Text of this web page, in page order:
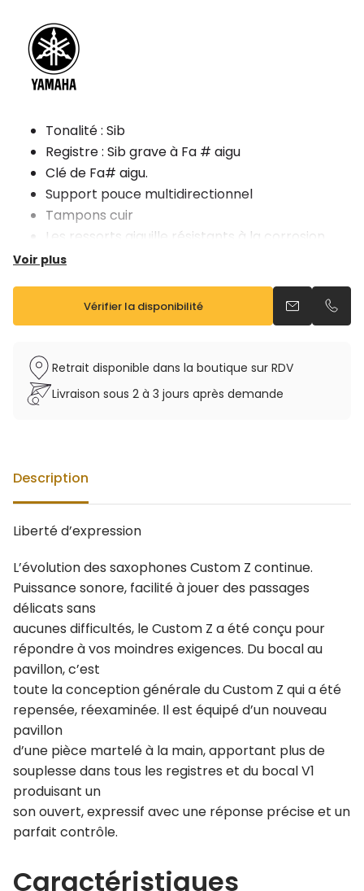
785,00€.
005,00€.
Tonalité : Sib
Registre : Sib grave à Fa # aigu
Clé de Fa# aigu.
Support pouce multidirectionnel
Tampons cuir
Les ressorts aiguille résistants à la corrosion
Vendu avec étui sac à dos et bec custom
Voir plus
Vérifier la disponibilité Envoyer un
Retrait disponible dans la boutique sur RDV
Livraison sous 2 à 3 jours après demande
Description
Liberté d’expression
L’évolution des saxophones Custom Z continue.
Puissance sonore, facilité à jouer des passages
délicats sans
aucunes difficultés, le Custom Z a été conçu pour
répondre à vos moindres exigences. Du bocal au
pavillon, c’est
toute la conception générale du Custom Z qui a été
repensée, réexaminée. Il est équipé d’un nouveau
pavillon
d’une pièce martelé à la main, apportant plus de
souplesse dans tous les registres et du bocal V1
produisant un
son ouvert, expressif avec une réponse précise et un
parfait contrôle.
Caractéristiques